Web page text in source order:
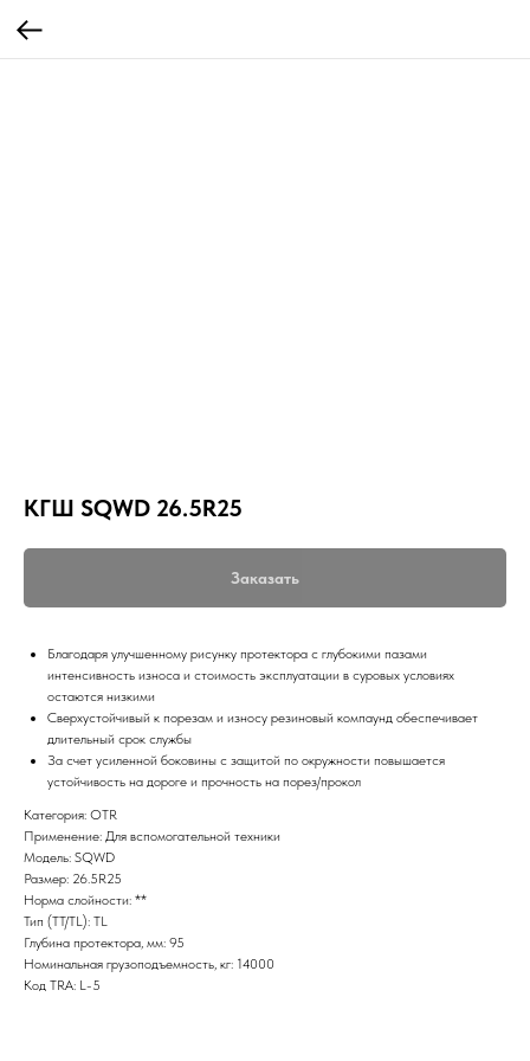
КГШ SQWD 26.5R25
Заказать
Благодаря улучшенному рисунку протектора с глубокими пазами
интенсивность износа и стоимость эксплуатации в суровых условиях
остаются низкими
Сверхустойчивый к порезам и износу резиновый компаунд обеспечивает
длительный срок службы
За счет усиленной боковины с защитой по окружности повышается
устойчивость на дороге и прочность на порез/прокол
Категория: OTR
Применение: Для вспомогательной техники
Модель: SQWD
Размер: 26.5R25
Норма слойности: **
Тип (TT/TL): TL
Глубина протектора, мм: 95
Номинальная грузоподъемность, кг: 14000
Код TRA: L-5